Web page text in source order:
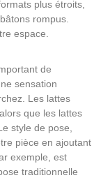
plus étroits,
rompus.
espace.
de
sensation
Les lattes
que les lattes
style de pose,
pièce en ajoutant
exemple, est
traditionnelle